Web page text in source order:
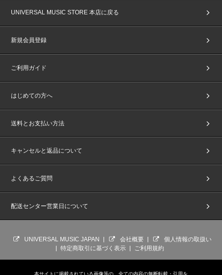
UNIVERSAL MUSIC STORE 本店に戻る
新規会員登録
ご利用ガイド
はじめての方へ
送料とお支払い方法
キャンセルと返品について
よくあるご質問
配送センター営業日について
UNIVERSAL MUSIC JAPAN 会社概要
個人情報の取扱い
特定商取引に基づく表示
ご利用規約
本サイトに掲載されている画像等の、全ての内容の無断転載・引用を